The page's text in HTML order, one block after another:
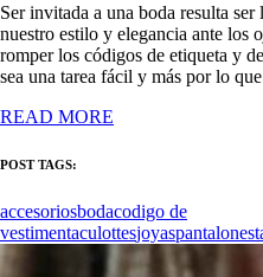
Ser invitada a una boda resulta
nuestro estilo y elegancia ante los
romper los códigos de etiqueta y
sea una tarea fácil y más por lo
READ MORE
POST TAGS:
accesoriosbodacodigo de
vestimentaculottesjoyaspantalones